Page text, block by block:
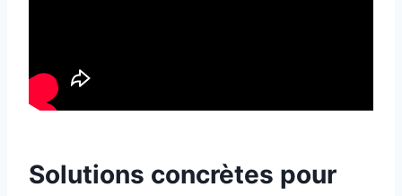
Solutions concrètes pour